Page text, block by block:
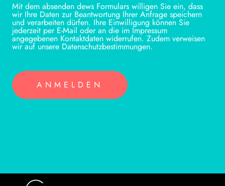
Mit dem absenden dews Formulars willigen Sie ein, dass
wir Ihre Daten zur Beantwortung Ihrer Anfrage speichern
und verarbeiten dürfen. Ihre Einwilligung können Sie
jederzeit per E-Mail oder an die im Impressum
angegebenen Kontaktdaten widerrufen. Zudem verweisen
wir auf unsere Datenschutzbestimmungen.